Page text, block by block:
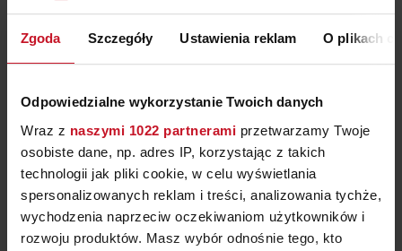
Zgoda Szczegóły Ustawienia reklam O plikach
Odpowiedzialne wykorzystanie Twoich danych
Wraz z naszymi 1022 partnerami przetwarzamy Twoje
osobiste dane, np. adres IP, korzystając z takich
technologii jak pliki cookie, w celu wyświetlania
spersonalizowanych reklam i treści, analizowania tychże,
wychodzenia naprzeciw oczekiwaniom użytkowników i
rozwoju produktów. Masz wybór odnośnie tego, kto
ZOBACZ WSZYSTKIE AKTUALNOŚCI